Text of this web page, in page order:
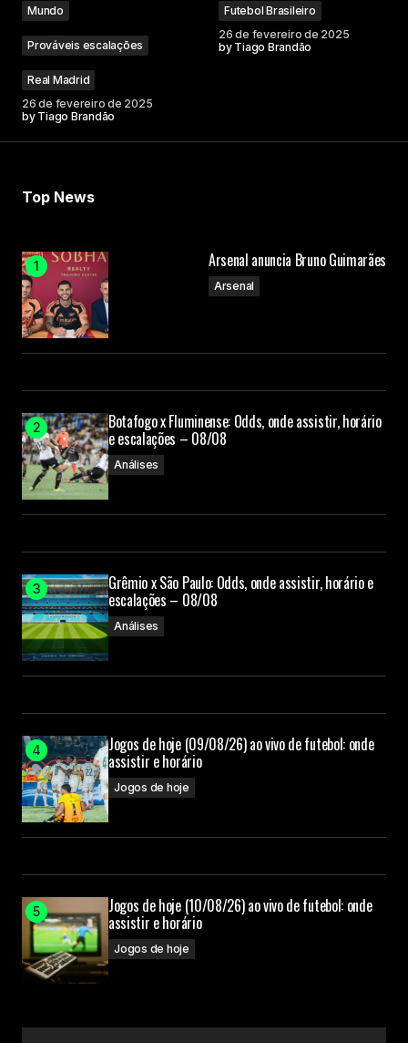
Mundo
Prováveis escalações
Real Madrid
26 de fevereiro de 2025
by Tiago Brandão
Futebol Brasileiro
26 de fevereiro de 2025
by Tiago Brandão
Top News
Arsenal anuncia Bruno Guimarães
Arsenal
Botafogo x Fluminense: Odds, onde assistir, horário
e escalações – 08/08
Análises
Grêmio x São Paulo: Odds, onde assistir, horário e
escalações – 08/08
Análises
Jogos de hoje (09/08/26) ao vivo de futebol: onde
assistir e horário
Jogos de hoje
Jogos de hoje (10/08/26) ao vivo de futebol: onde
assistir e horário
Jogos de hoje